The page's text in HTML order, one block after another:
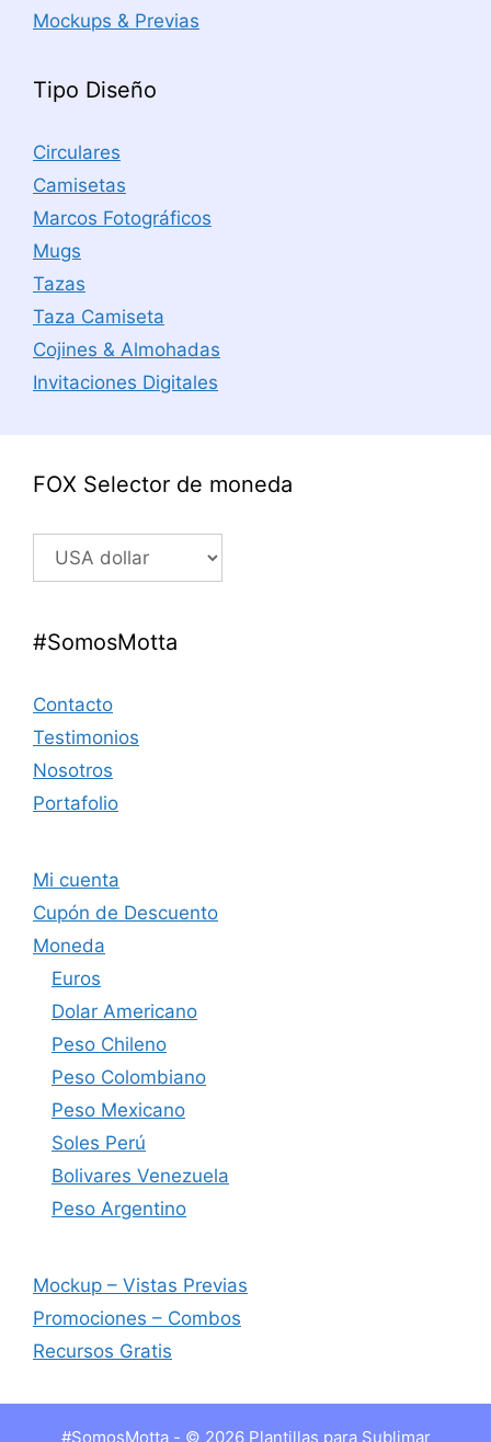
Mockups & Previas
Tipo Diseño
Circulares
Camisetas
Marcos Fotográficos
Mugs
Tazas
Taza Camiseta
Cojines & Almohadas
Invitaciones Digitales
FOX Selector de moneda
#SomosMotta
Contacto
Testimonios
Nosotros
Portafolio
Mi cuenta
Cupón de Descuento
Moneda
Euros
Dolar Americano
Peso Chileno
Peso Colombiano
Peso Mexicano
Soles Perú
Bolivares Venezuela
Peso Argentino
Mockup – Vistas Previas
Promociones – Combos
Recursos Gratis
#SomosMotta - © 2026 Plantillas para Sublimar